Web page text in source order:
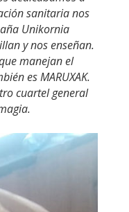
sanitaria nos
Unikornia
y nos enseñan.
manejan el
es MARUXAK.
cuartel general